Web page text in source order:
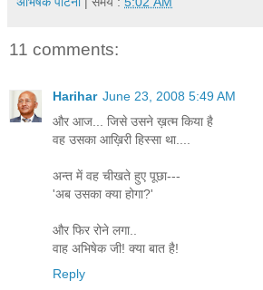
11 comments:
Harihar June 23, 2008 5:49 AM
और आज... जिसे उसने ख़त्म किया है
वह उसका आख़िरी हिस्सा था....
अन्त में वह चीखते हुए पूछा---
'अब उसका क्या होगा?'
और फिर रोने लगा..
वाह अभिषेक जी! क्या बात है!
Reply